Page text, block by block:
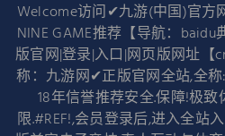
Welcome访问✔九游(中国)官方
NINE GAME推荐【导航：
版官网|登录|入口|网页版网址【
称：九游网✔正版官网全站,全
18年信誉推荐安全.保障!极
限.#REF!,会员登录后,进入全站